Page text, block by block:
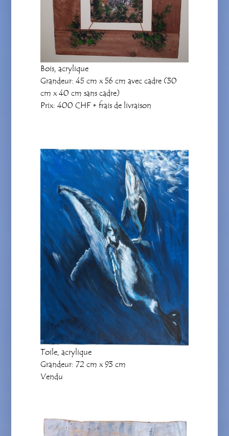
Bois, acrylique
Grandeur: 45 cm x 56 cm avec cadre (30
cm x 40 cm sans cadre)
Prix: 400 CHF + frais de livraison
Toile, acrylique
Grandeur: 72 cm x 93 cm
Vendu